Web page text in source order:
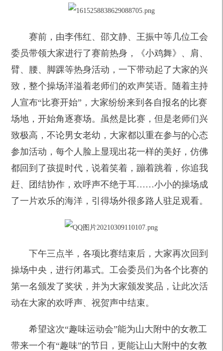
赛前，由李伟红、邵文静、王振中等几位工会
委员带领大家进行了赛前热身，《小鸡舞》、肩、
臂、腰、脚踝等热身活动，一下带动起了大家的兴
致，整个操场洋溢着老师们的欢声笑语。随着主持
人宣布“比赛开始”，大家纷纷来到各自报名的比赛
场地，开始角逐赛场。虽然是比赛，但是老师们兴
致极高，不论男女老幼，大家都以重在参与的心态
参加活动，每个人脸上显现出花一样的美好，仿佛
都回到了孩提时代，说着笑着，蹦着跳着，你追我
赶、团结协作，欢呼声不绝于耳……小小的操场成
了一片欢乐的海洋，引得场外很多路人驻足观看。
下午三点半，各项比赛结束后，大家再次回到
操场中央，进行闭幕式。工会委员们为各个比赛的
第一名颁发了奖状，并为大家颁发奖品，让此次活
动在大家的欢呼声、祝贺声中结束。
希望这次“趣味运动会”能为山大附中的女教工
带来一个有“趣味”的节日，更能让山大附中的女教